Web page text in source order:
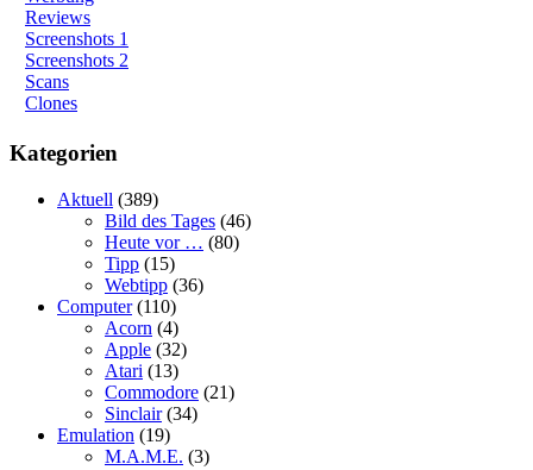
Reviews
Screenshots 1
Screenshots 2
Scans
Clones
Kategorien
Aktuell (389)
Bild des Tages (46)
Heute vor … (80)
Tipp (15)
Webtipp (36)
Computer(110)
Acorn (4)
Apple (32)
Atari (13)
Commodore (21)
Sinclair(34)
Emulation (19)
M.A.M.E. (3)